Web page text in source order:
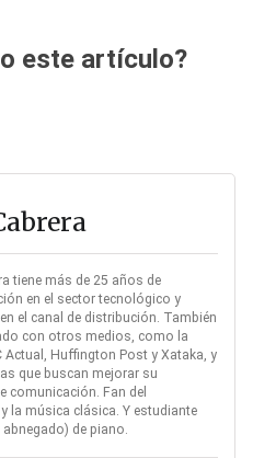
este artículo?
tiene más de 25 años de
en el sector tecnológico y
el canal de distribución. También
con otros medios, como la
Actual, Huffington Post y Xataka, y
que buscan mejorar su
comunicación. Fan del
la música clásica. Y estudiante
de piano.